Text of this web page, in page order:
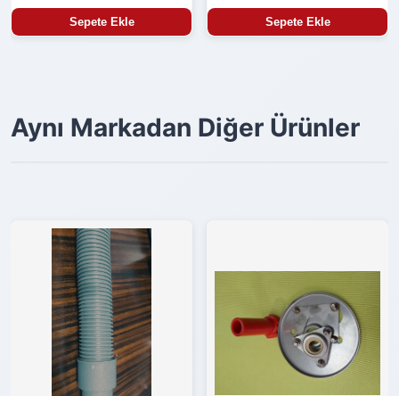
Sepete Ekle Sepete Ekle
Aynı Markadan Diğer Ürünler